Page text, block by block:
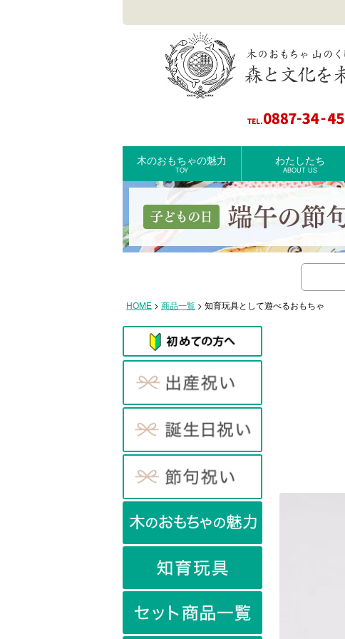
木のおもちゃの魅力
TOY
わたしたち
ABOUT US
HOME 商品一覧 知育玩具として遊べるおもちゃ